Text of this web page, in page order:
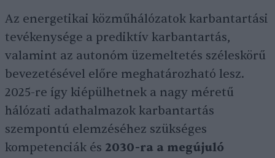
Az energetikai közműhálózatok karbantartási
tevékenysége a prediktív karbantartás,
valamint az autonóm üzemeltetés széleskörű
bevezetésével előre meghatározható lesz.
2025-re így kiépülhetnek a nagy méretű
hálózati adathalmazok karbantartás
szempontú elemzéséhez szükséges
kompetenciák és 2030-ra a megújuló